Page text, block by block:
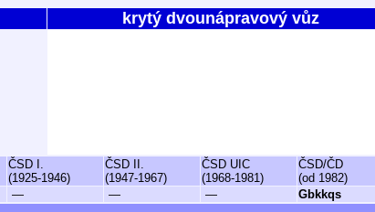
krytý dvounápravový vůz
ČSD I.
(1925-1946)
ČSD II.
(1947-1967)
ČSD UIC
(1968-1981)
ČSD/ČD
(od 1982)
— — — Gbkkqs